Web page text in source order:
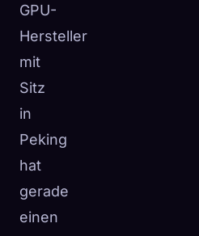
GPU-
Hersteller
mit
Sitz
in
Peking
hat
gerade
einen